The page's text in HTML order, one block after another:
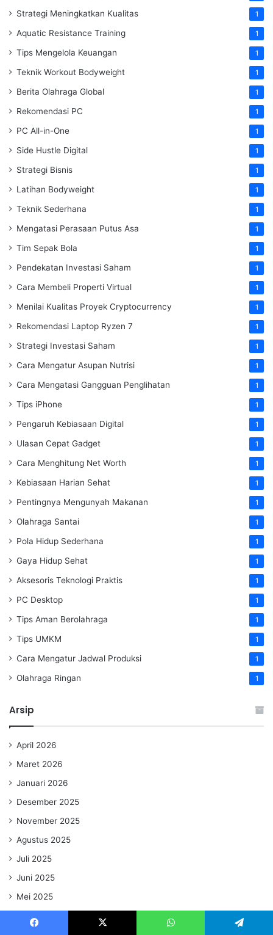
Strategi Meningkatkan Kualitas 1
Aquatic Resistance Training 1
Tips Mengelola Keuangan 1
Teknik Workout Bodyweight 1
Berita Olahraga Global 1
Rekomendasi PC 1
PC All-in-One 1
Side Hustle Digital 1
Strategi Bisnis 1
Latihan Bodyweight 1
Teknik Sederhana 1
Mengatasi Perasaan Putus Asa 1
Tim Sepak Bola 1
Pendekatan Investasi Saham 1
Cara Membeli Properti Virtual 1
Menilai Kualitas Proyek Cryptocurrency 1
Rekomendasi Laptop Ryzen 7 1
Strategi Investasi Saham 1
Cara Mengatur Asupan Nutrisi 1
Cara Mengatasi Gangguan Penglihatan 1
Tips iPhone 1
Pengaruh Kebiasaan Digital 1
Ulasan Cepat Gadget 1
Cara Menghitung Net Worth 1
Kebiasaan Harian Sehat 1
Pentingnya Mengunyah Makanan 1
Olahraga Santai 1
Pola Hidup Sederhana 1
Gaya Hidup Sehat 1
Aksesoris Teknologi Praktis 1
PC Desktop 1
Tips Aman Berolahraga 1
Tips UMKM 1
Cara Mengatur Jadwal Produksi 1
Olahraga Ringan 1
Arsip
April 2026
Maret 2026
Januari 2026
Desember 2025
November 2025
Agustus 2025
Juli 2025
Juni 2025
Mei 2025